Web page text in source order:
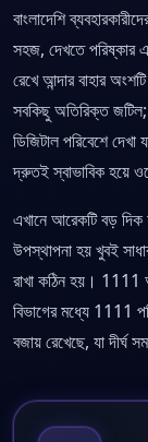
বাংলাদেশি
সহজ, দেখতে পরিষ্কার
রেখে আন্দার বাহার
সবকিছু অতিরিক্ত
ডিজিটাল পরিবেশে
দ্রুতই স্বাভাবিক হয়ে
এখানে আরেকটি বড়
উপস্থাপনা হয় খুবই
রাখা কঠিন হয়। 1111
বিভাগের মধ্যে 1111
বজায় রেখেছে, যা দীর্ঘ